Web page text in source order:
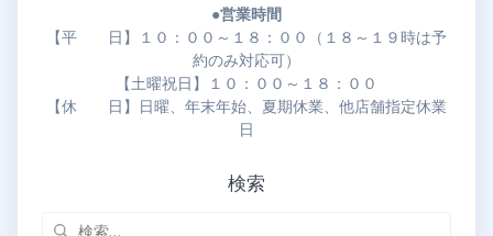
●営業時間
【平 日】１０：００～１８：００（１８～１９時は予
約のみ対応可）
【土曜祝日】１０：００～１８：００
【休 日】日曜、年末年始、夏期休業、他店舗指定休業
日
検索